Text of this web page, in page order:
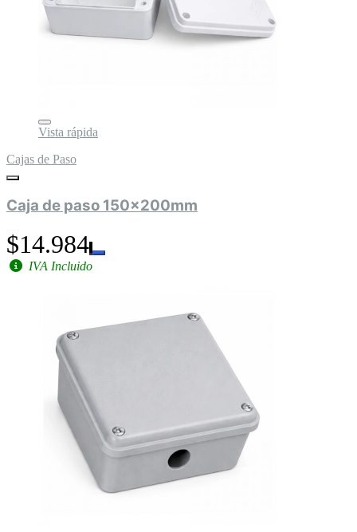
Vista rápida
Cajas de Paso
Caja de paso 150x200mm
$14.984
IVA Incluido